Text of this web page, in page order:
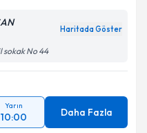
Haritada Göster
sokak No 44
Yarın
10:00 Daha Fazla